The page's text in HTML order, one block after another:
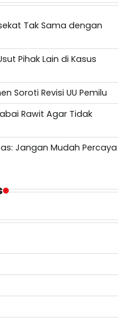
Tak Sama dengan
Pihak Lain di Kasus
Soroti Revisi UU Pemilu
Rawit Agar Tidak
Jangan Mudah Percaya